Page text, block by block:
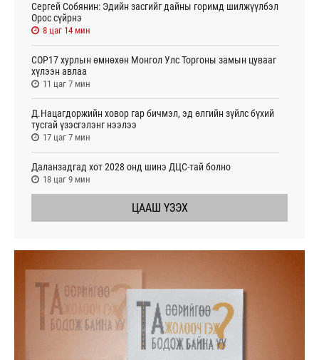
Сергей Собянин: Эдийн засгийг дайны горимд шилжүүлбэл
Орос сүйрнэ
8 цаг 14 мин
COP17 хурлын өмнөхөн Монгол Улс Торгоны замын цувааг
хүлээн авлаа
11 цаг 7 мин
Д.Нацагдоржийн ховор гар бичмэл, эд өлгийн зүйлс бүхий
тусгай үзэсгэлэнг нээлээ
17 цаг 7 мин
Даланзадгад хот 2028 онд шинэ ДЦС-тай болно
18 цаг 9 мин
ЦААШ ҮЗЭХ